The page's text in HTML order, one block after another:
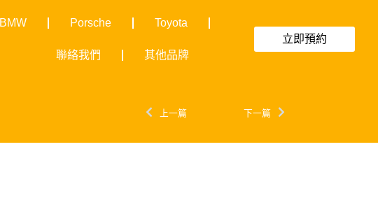
BMW Porsche Toyota
聯絡我們 其他品牌
立即預約
上一篇 下一篇